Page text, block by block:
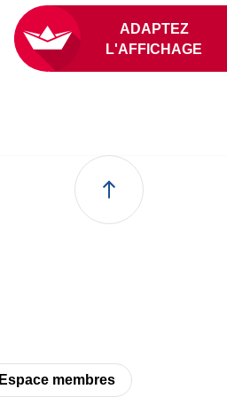
ADAPTEZ
Espace membres